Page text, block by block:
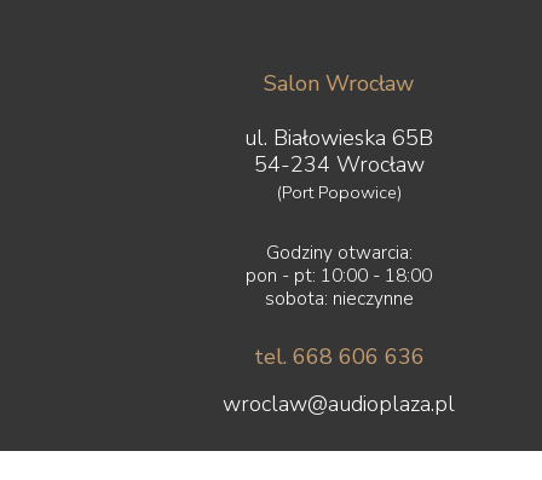
Salon Wrocław
ul. Białowieska 65B
54-234 Wrocław
(Port Popowice)
Godziny otwarcia:
pon - pt: 10:00 - 18:00
sobota: nieczynne
tel. 668 606 636
wroclaw@audioplaza.pl